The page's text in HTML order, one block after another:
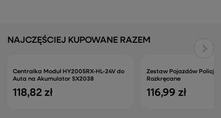
NAJCZĘŚCIEJ KUPOWANE RAZEM
Centralka Moduł HY2005RX-HL-24V do
Auta na Akumulator SX2038
118,82 zł
Zestaw Pojazdów Policja
Rozkręcane
116,99 zł